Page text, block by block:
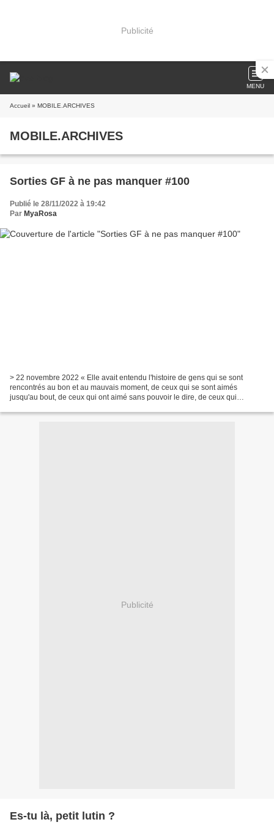
Publicité
MENU
Accueil » MOBILE.ARCHIVES
MOBILE.ARCHIVES
Sorties GF à ne pas manquer #100
Publié le 28/11/2022 à 19:42
Par MyaRosa
> 22 novembre 2022 « Elle avait entendu l'histoire de gens qui se sont
rencontrés au bon et au mauvais moment, de ceux qui se sont aimés
jusqu'au bout, de ceux qui ont aimé sans pouvoir le dire, de ceux qui
Publicité
Es-tu là, petit lutin ?